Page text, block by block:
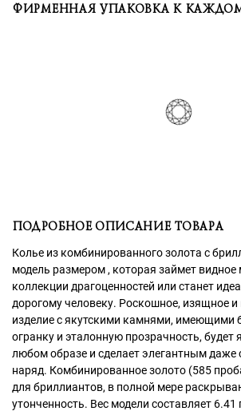
ФИРМЕННАЯ УПАКОВКА К
ПОДРОБНОЕ ОПИСАНИЕ ТОВАРА
Колье из комбинированного золота с
модель размером , которая займет видное
коллекции драгоценностей или станет
дорогому человеку. Роскошное, изящное и
изделие с якутскими камнями, имеющими
огранку и эталонную прозрачность, будет
любом образе и сделает элегантным даже
наряд. Комбинированное золото (585
для бриллиантов, в полной мере
утонченность. Вес модели составляет